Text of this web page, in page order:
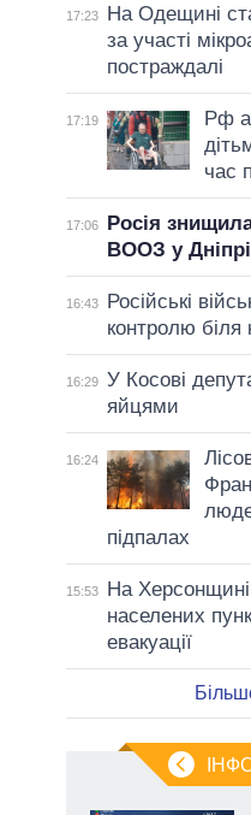
17:23
На Одещині
за участі
постраждалі
17:19
Рф
час
17:06
Росія
ВООЗ у Дніпрі
16:43
Російські
контролю біля
16:29 У Косові
яйцями
16:24
підпалах
15:53
На
населених
евакуації